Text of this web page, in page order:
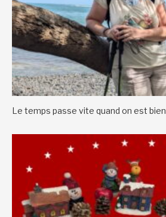
Le temps passe vite quand on est bien